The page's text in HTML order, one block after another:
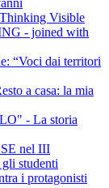
Visible
- joined with
“Voci dai territori
a casa: la mia
- La storia
nel III
studenti
i protagonisti